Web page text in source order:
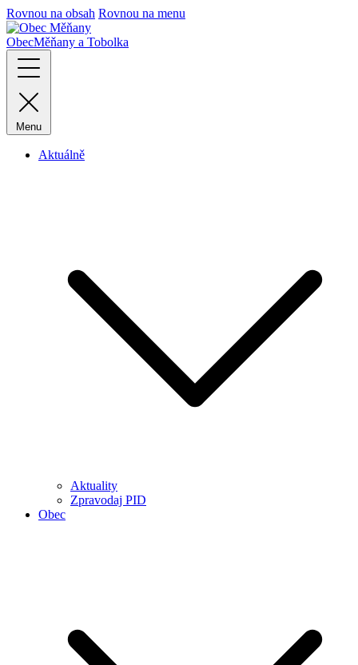
Rovnou na obsah Rovnou na menu
ObecMěňany a Tobolka
Menu
Aktuálně
Aktuality
Zpravodaj PID
Obec